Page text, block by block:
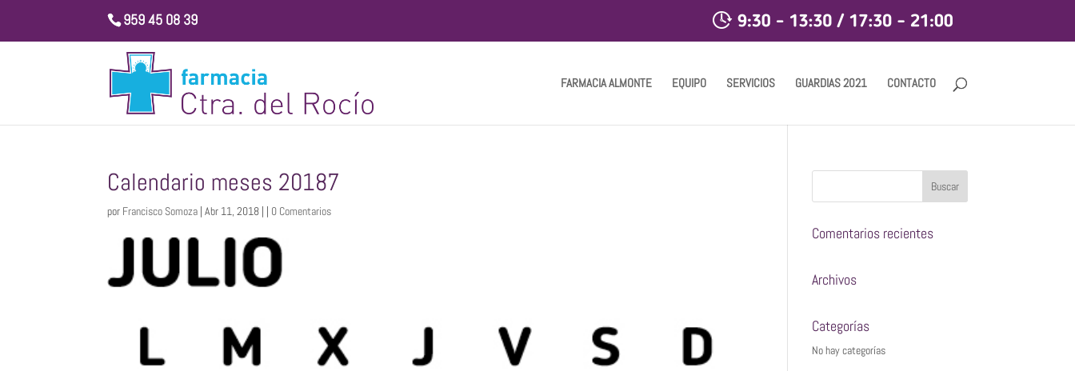
959 45 08 39
FARMACIA ALMONTE EQUIPO SERVICIOS GUARDIAS 2021 CONTACTO
Calendario meses 20187
por Francisco Somoza | Abr 11, 2018 | | 0 Comentarios
Comentarios recientes
Archivos
Categorías
No hay categorías